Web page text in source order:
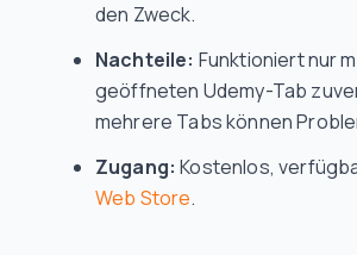
den Zweck.
Nachteile: Funktioniert nur
geöffneten Udemy-Tab
mehrere Tabs können
Zugang: Kostenlos,
Web Store.